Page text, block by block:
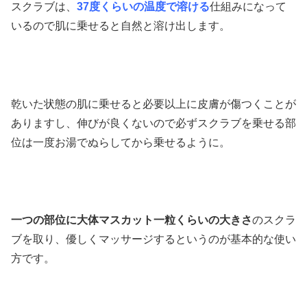
スクラブは、 37度くらいの温度で溶ける仕組みになって
いるので肌に乗せると自然と溶け出します。
乾いた状態の肌に乗せると必要以上に皮膚が傷つくことが
ありますし、伸びが良くないので必ずスクラブを乗せる部
位は一度お湯でぬらしてから乗せるように。
一つの部位に大体マスカット一粒くらいの大きさのスクラ
ブを取り、優しくマッサージするというのが基本的な使い
方です。